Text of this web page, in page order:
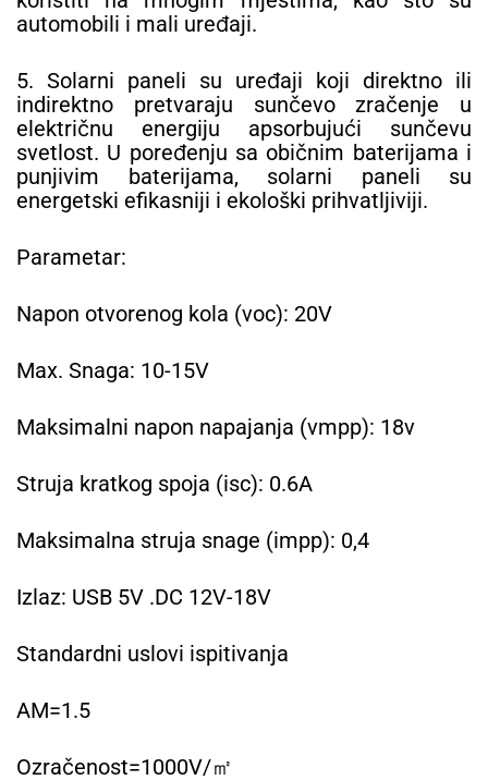
automobili i mali uređaji.
5. Solarni paneli su uređaji koji direktno ili
indirektno pretvaraju sunčevo zračenje u
električnu energiju apsorbujući sunčevu
svetlost. U poređenju sa običnim baterijama i
punjivim baterijama, solarni paneli su
energetski efikasniji i ekološki prihvatljiviji.
Parametar:
Napon otvorenog kola (voc): 20V
Max. Snaga: 10-15V
Maksimalni napon napajanja (vmpp): 18v
Struja kratkog spoja (isc): 0.6A
Maksimalna struja snage (impp): 0,4
Izlaz: USB 5V .DC 12V-18V
Standardni uslovi ispitivanja
AM=1.5
Ozračenost=1000V/㎡